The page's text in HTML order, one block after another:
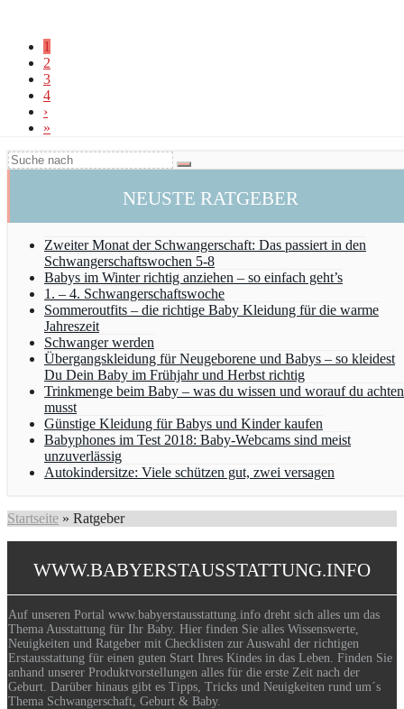
1
2
3
4
›
»
NEUSTE RATGEBER
Zweiter Monat der Schwangerschaft: Das passiert in den
Schwangerschaftswochen 5-8
Babys im Winter richtig anziehen – so einfach geht’s
1. – 4. Schwangerschaftswoche
Sommeroutfits – die richtige Baby Kleidung für die warme
Jahreszeit
Schwanger werden
Übergangskleidung für Neugeborene und Babys – so kleidest
Du Dein Baby im Frühjahr und Herbst richtig
Trinkmenge beim Baby – was du wissen und worauf du achten
musst
Günstige Kleidung für Babys und Kinder kaufen
Babyphones im Test 2018: Baby-Webcams sind meist
unzuverlässig
Autokindersitze: Viele schützen gut, zwei versagen
Startseite » Ratgeber
WWW.BABYERSTAUSSTATTUNG.INFO
Auf unseren Portal www.babyerstausstattung.info dreht sich alles um das
Thema Ausstattung für Ihr Baby. Hier finden Sie alles Wissenswerte,
Neuigkeiten und Ratgeber mit Checklisten zur Auswahl der richtigen
Erstausstattung für einen guten Start Ihres Kindes in das Leben. Finden Sie
anhand unserer Produktvorstellungen alles für die erste Zeit nach der
Geburt. Darüber hinaus gibt es Tipps, Tricks und Neuigkeiten rund um´s
Thema Schwangerschaft, Geburt & Baby.